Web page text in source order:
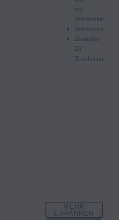
mit
Wärmedämmung)
Wärmepumpe
Zentraler
26"-
Touchscreen
MEHR
ERFAHREN